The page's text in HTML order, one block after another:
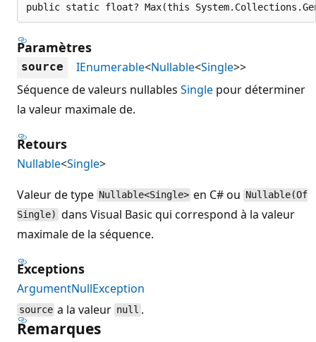
public static float? Max(this
Paramètres
source IEnumerable<Nullable<Single>>
Séquence de valeurs nullables Single pour déterminer
la valeur maximale de.
Retours
Nullable<Single>
Valeur de type Nullable<Single> en C# ou Nullable(Of
Single) dans Visual Basic qui correspond à la valeur
maximale de la séquence.
Exceptions
ArgumentNullException
source a la valeur null .
Remarques